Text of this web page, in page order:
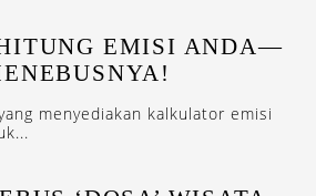
EMISI ANDA—
menyediakan kalkulator emisi